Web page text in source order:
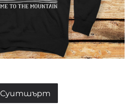
Суитшърт